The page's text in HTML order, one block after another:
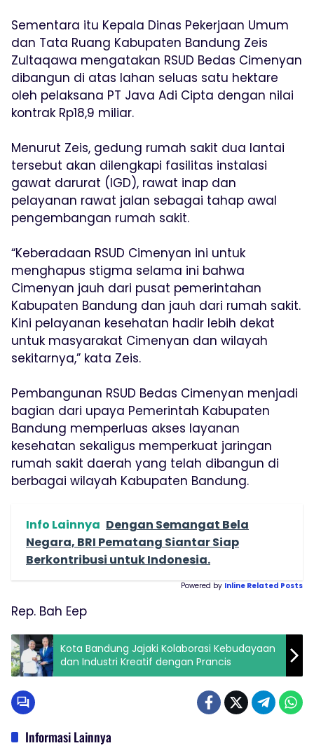
Sementara itu Kepala Dinas Pekerjaan Umum
dan Tata Ruang Kabupaten Bandung Zeis
Zultaqawa mengatakan RSUD Bedas Cimenyan
dibangun di atas lahan seluas satu hektare
oleh pelaksana PT Java Adi Cipta dengan nilai
kontrak Rp18,9 miliar.
Menurut Zeis, gedung rumah sakit dua lantai
tersebut akan dilengkapi fasilitas instalasi
gawat darurat (IGD), rawat inap dan
pelayanan rawat jalan sebagai tahap awal
pengembangan rumah sakit.
“Keberadaan RSUD Cimenyan ini untuk
menghapus stigma selama ini bahwa
Cimenyan jauh dari pusat pemerintahan
Kabupaten Bandung dan jauh dari rumah sakit.
Kini pelayanan kesehatan hadir lebih dekat
untuk masyarakat Cimenyan dan wilayah
sekitarnya,” kata Zeis.
Pembangunan RSUD Bedas Cimenyan menjadi
bagian dari upaya Pemerintah Kabupaten
Bandung memperluas akses layanan
kesehatan sekaligus memperkuat jaringan
rumah sakit daerah yang telah dibangun di
berbagai wilayah Kabupaten Bandung.
Info Lainnya Dengan Semangat Bela
Negara, BRI Pematang Siantar Siap
Berkontribusi untuk Indonesia.
Powered by Inline Related Posts
Rep. Bah Eep
Kota Bandung Jajaki Kolaborasi Kebudayaan
dan Industri Kreatif dengan Prancis
Informasi Lainnya